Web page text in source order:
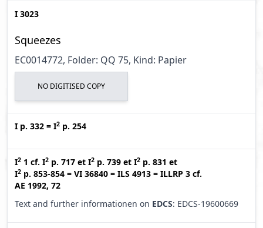
I 3023
Squeezes
EC0014772, Folder: QQ 75, Kind: Papier
NO DIGITISED COPY
I p. 332 = I2 p. 254
I2 1 cf. I2 p. 717 et I2 p. 739 et I2 p. 831 et
I2 p. 853-854 = VI 36840 = ILS 4913 = ILLRP 3 cf.
AE 1992, 72
Text and further informationen on EDCS: EDCS-19600669